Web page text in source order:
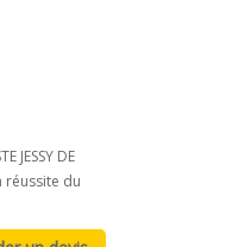
JESSY DE
réussite du